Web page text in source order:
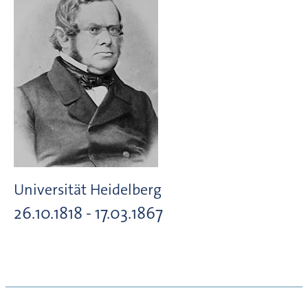
Universität Heidelberg
26.10.1818 - 17.03.1867